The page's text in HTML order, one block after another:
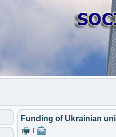
Funding of Ukrainian